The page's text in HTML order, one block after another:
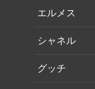
エルメス
シャネル
グッチ